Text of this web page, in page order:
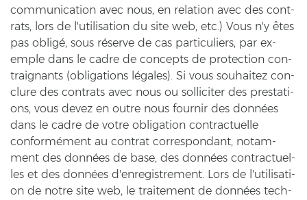
com­mu­ni­ca­ti­on avec nous, en re­la­ti­on avec des cont­
rats, lors de l'uti­li­sa­ti­on du site web, etc.) Vous n'y êtes
pas obligé, sous réserve de cas par­ti­cu­liers, par ex­
emp­le dans le cadre de con­cepts de pro­tec­tion con­
trai­gnants (ob­li­ga­ti­ons légales). Si vous sou­hai­tez con­
clu­re des cont­rats avec nous ou sol­li­ci­ter des pre­sta­ti­
ons, vous devez en outre nous four­nir des données
dans le cadre de votre ob­li­ga­ti­on con­trac­tu­el­le
conformément au cont­rat cor­re­spond­ant, no­tam­
ment des données de base, des données con­trac­tu­el­
les et des données d'en­re­gis­tre­ment. Lors de l'uti­li­sa­ti­
on de notre site web, le trai­te­ment de données tech­